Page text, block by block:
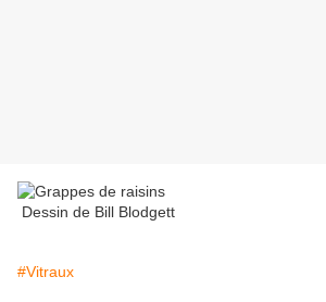
Dessin de Bill Blodgett
#Vitraux